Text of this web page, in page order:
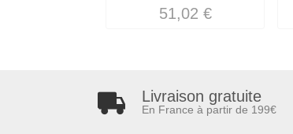
51,02 €
Livraison gratuite
En France à partir de 199€